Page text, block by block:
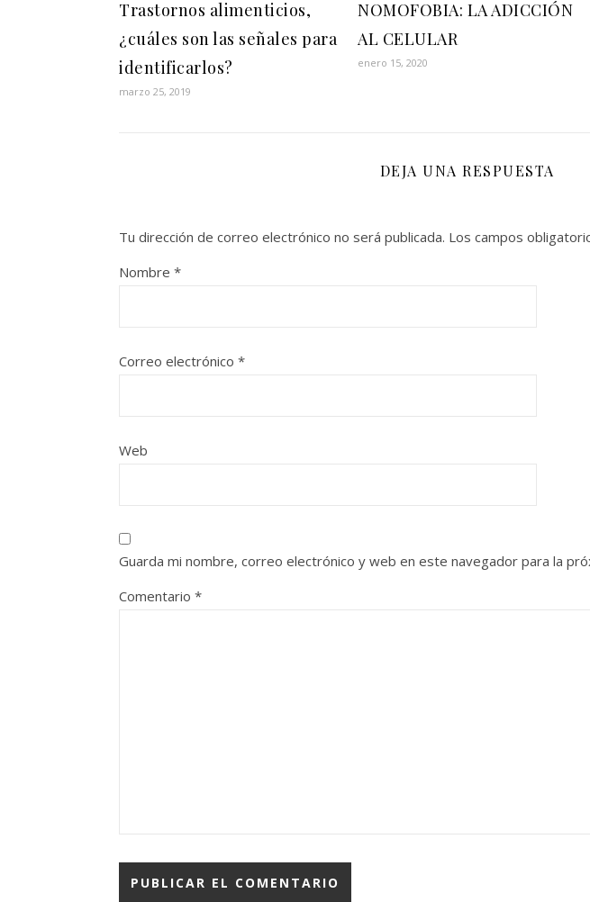
Trastornos alimenticios,
¿cuáles son las señales para
identificarlos?
marzo 25, 2019
NOMOFOBIA: LA ADICCIÓN
AL CELULAR
enero 15, 2020
DEJA UNA RESPUESTA
Tu dirección de correo electrónico no será publicada. Los campos
Nombre *
Correo electrónico *
Web
Guarda mi nombre, correo electrónico y web en este navegador para la
Comentario *